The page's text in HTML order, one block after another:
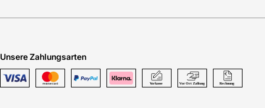
Unsere Zahlungsarten